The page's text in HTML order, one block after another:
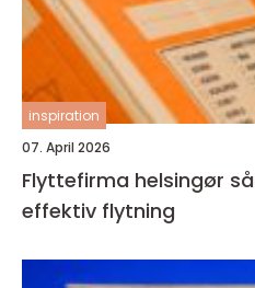
inspiration
07. April 2026
Flyttefirma helsingør sådan får du en tryg og
effektiv flytning